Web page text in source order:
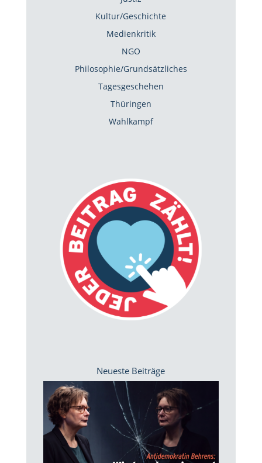
Kultur/Geschichte
Medienkritik
NGO
Philosophie/Grundsätzliches
Tagesgeschehen
Thüringen
Wahlkampf
Neueste Beiträge